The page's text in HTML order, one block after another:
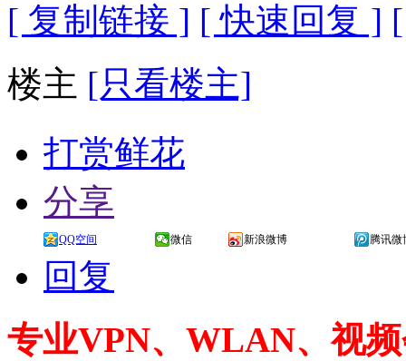
[ 复制链接 ] [ 快速回复 ]
楼主 [只看楼主]
打赏鲜花
分享
QQ空间 微信 新浪微博 腾讯微
回复
专业VPN、WLAN、视